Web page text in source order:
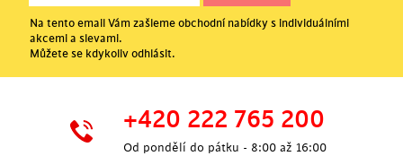
Na tento email Vám zašleme obchodní nabídky s individuálními
akcemi a slevami.
Můžete se kdykoliv odhlásit.
+420 222 765 200
Od pondělí do pátku - 8:00 až 16:00